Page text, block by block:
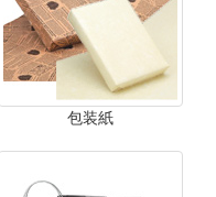
包装紙